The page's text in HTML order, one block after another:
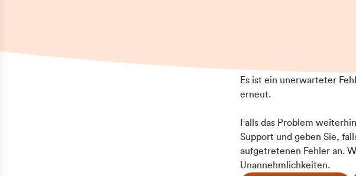
Es ist ein unerwarteter
erneut.
Falls das Problem
Support und geben Sie,
aufgetretenen Fehler an.
Unannehmlichkeiten.